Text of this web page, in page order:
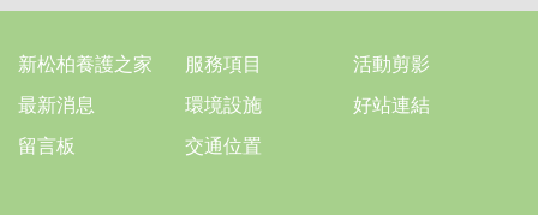
新松柏養護之家 服務項目
活動剪影
最新消息
環境設施
好站連結
留言板
交通位置